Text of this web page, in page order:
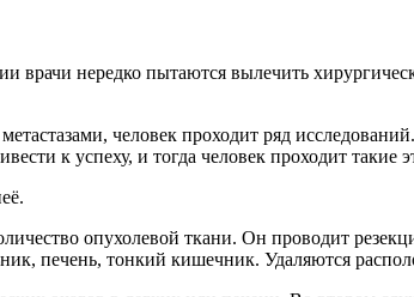
нередко пытаются вылечить
человек проходит ряд
к успеху, и тогда человек проходит такие
опухолевой ткани. Он проводит
печень, тонкий кишечник. Удаляются